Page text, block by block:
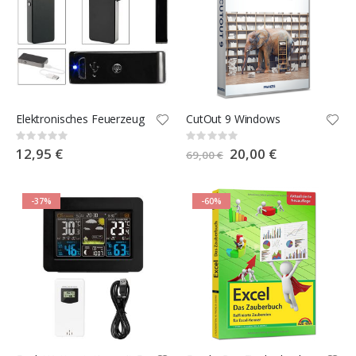
Elektronisches Feuerzeug
Rating:
0%
12,95 €
CutOut 9 Windows
Rating:
0%
69,00 € Special
Price
20,00 €
-37% -60%